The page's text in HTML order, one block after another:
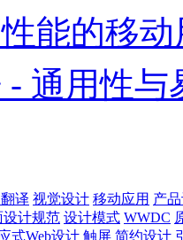
能的移
通用性与
译 视觉设计 移动应用 产
设计规范 设计模式 WWDC
式Web设计 触屏 简约设计